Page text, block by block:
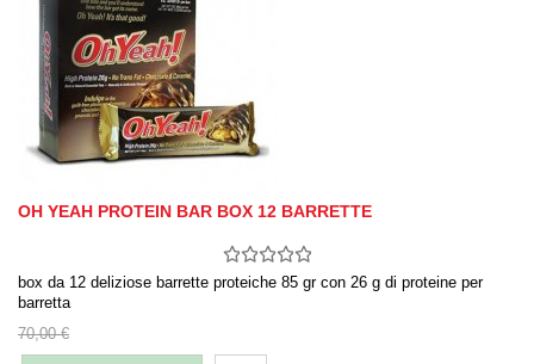
OH YEAH PROTEIN BAR BOX 12 BARRETTE
box da 12 deliziose barrette proteiche 85 gr con 26 g di proteine per
barretta
70,00 €